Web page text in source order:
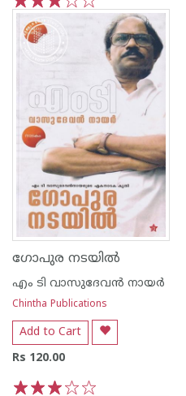
5
4
2
1
ഗോപുര നടയില്‍
എം ടി വാസുദേവന്‍ നായര്‍
Chintha Publications
Add to Cart
Rs 120.00